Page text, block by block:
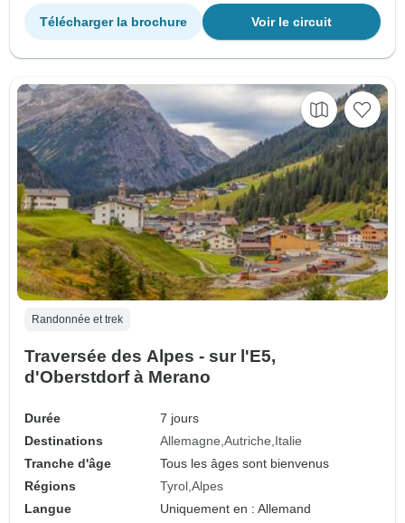
Voir le circuit
Télécharger la brochure
Randonnée et trek
Traversée des Alpes - sur l'E5,
d'Oberstdorf à Merano
Durée
7 jours
Destinations
Allemagne Autriche Italie
Tranche d'âge
Tous les âges sont bienvenus
Régions
Tyrol Alpes
Langue
Uniquement en : Allemand